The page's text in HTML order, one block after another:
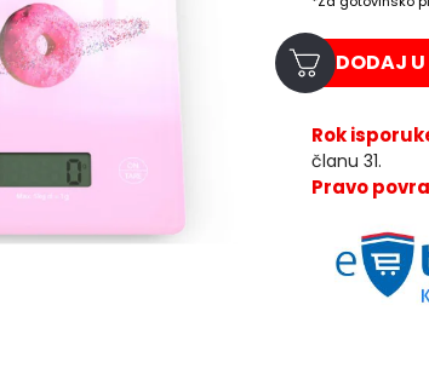
DODAJ U
Rok
članu 31.
Pravo